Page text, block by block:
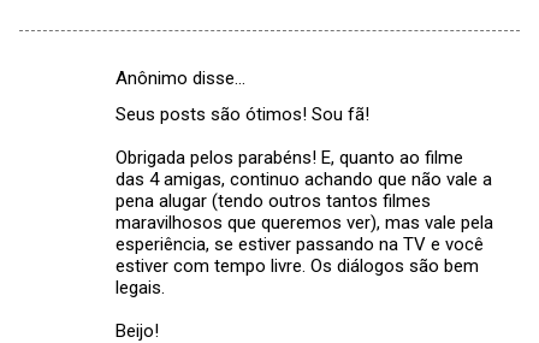
Anônimo disse…
Seus posts são ótimos! Sou fã!
Obrigada pelos parabéns! E, quanto ao filme
das 4 amigas, continuo achando que não vale a
pena alugar (tendo outros tantos filmes
maravilhosos que queremos ver), mas vale pela
esperiência, se estiver passando na TV e você
estiver com tempo livre. Os diálogos são bem
legais.
Beijo!